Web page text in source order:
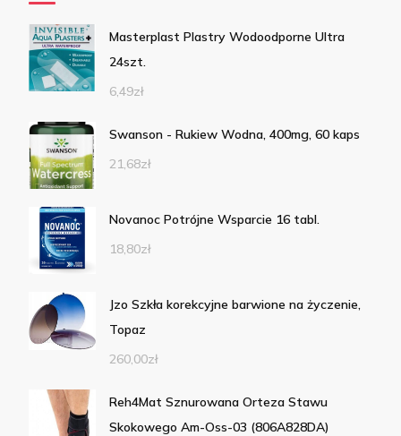
Masterplast Plastry Wodoodporne Ultra
24szt.
6,49zł
Swanson - Rukiew Wodna, 400mg, 60 kaps
21,68zł
Novanoc Potrójne Wsparcie 16 tabl.
18,80zł
Jzo Szkła korekcyjne barwione na życzenie,
Topaz
260,00zł
Reh4Mat Sznurowana Orteza Stawu
Skokowego Am-Oss-03 (806A828DA)